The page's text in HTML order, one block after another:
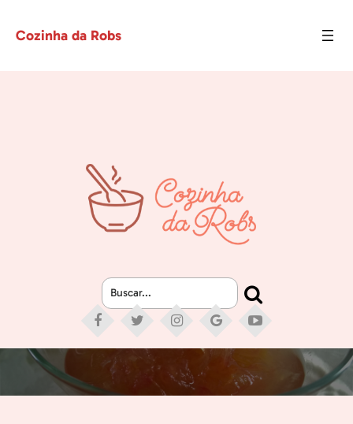
Cozinha da Robs
Buscar...